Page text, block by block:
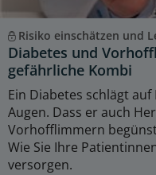
Risiko einschätzen und
Diabetes und
gefährliche Kombi
Ein Diabetes schlägt
Augen. Dass er auch
Vorhofflimmern
Wie Sie Ihre
versorgen.